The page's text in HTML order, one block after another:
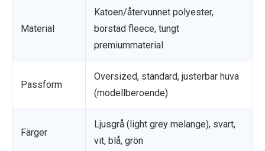
Material
Katoen/återvunnet polyester,
borstad fleece, tungt
premiummaterial
Passform
Oversized, standard, justerbar huva
(modellberoende)
Färger
Ljusgrå (light grey melange), svart,
vit, blå, grön